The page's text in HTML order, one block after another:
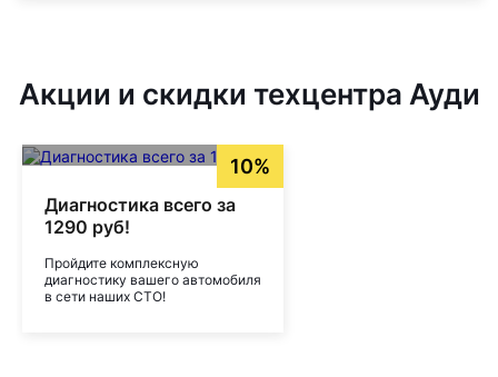
Акции и скидки техцентра Ауди
10%
Диагностика всего за
1290 руб!
Пройдите комплексную
диагностику вашего автомобиля
в сети наших СТО!